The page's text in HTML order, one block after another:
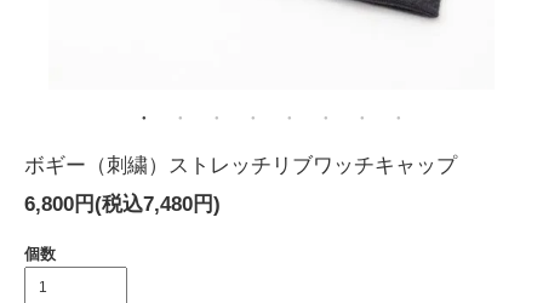
ボギー（刺繍）ストレッチリブワッチキャップ
6,800円(税込7,480円)
個数